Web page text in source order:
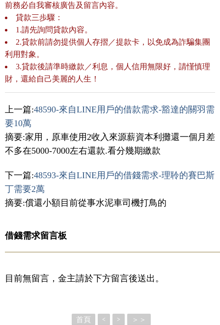
前務必自我審核廣告及留言內容。
貸款三歩驟：
1.請先詢問貸款內容。
2.貸款前請勿提供個人存摺／提款卡，以免成為詐騙集團
利用對象。
3.貸款後請準時繳款／利息，個人信用無限好，請慬慎理
財，還給自己美麗的人生！
上一篇:48590-來自LINE用戶的借款需求-豁達的關羽需
要10萬
摘要:家用，原車使用2收入來源薪資本利攤還一個月差
不多在5000-7000左右還款.看分幾期繳款
下一篇:48593-來自LINE用戶的借錢需求-理聆的賽巴斯
丁需要2萬
摘要:償還小額目前從事水泥車司機打鳥的
借錢需求留言板
目前無留言，金主請於下方留言後送出。
首頁 < > ＞＞